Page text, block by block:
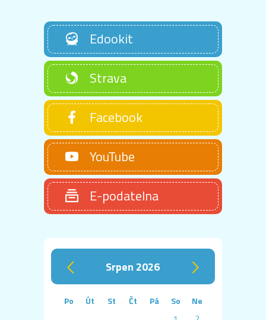
Edookit
Strava
Facebook
YouTube
E-podatelna
‹ srpen 2026 ›
Po Út St Čt Pá So
Ne